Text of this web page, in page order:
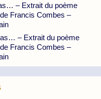
– Extrait du poème
Francis Combes –
– Extrait du poème
Francis Combes –